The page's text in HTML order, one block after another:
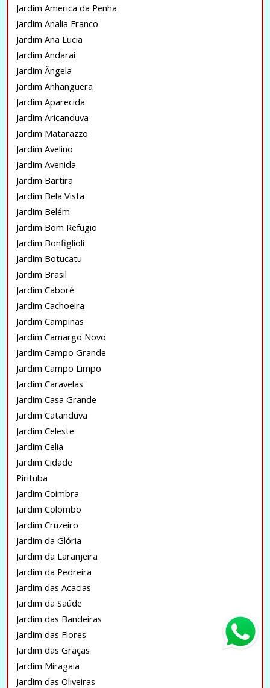
Jardim America da Penha
Jardim Analia Franco
Jardim Ana Lucia
Jardim Andaraí
Jardim Ângela
Jardim Anhangüera
Jardim Aparecida
Jardim Aricanduva
Jardim Matarazzo
Jardim Avelino
Jardim Avenida
Jardim Bartira
Jardim Bela Vista
Jardim Belém
Jardim Bom Refugio
Jardim Bonfiglioli
Jardim Botucatu
Jardim Brasil
Jardim Caboré
Jardim Cachoeira
Jardim Campinas
Jardim Camargo Novo
Jardim Campo Grande
Jardim Campo Limpo
Jardim Caravelas
Jardim Casa Grande
Jardim Catanduva
Jardim Celeste
Jardim Celia
Jardim Cidade
Pirituba
Jardim Coimbra
Jardim Colombo
Jardim Cruzeiro
Jardim da Glória
Jardim da Laranjeira
Jardim da Pedreira
Jardim das Acacias
Jardim da Saúde
Jardim das Bandeiras
Jardim das Flores
Jardim das Graças
Jardim Miragaia
Jardim das Oliveiras